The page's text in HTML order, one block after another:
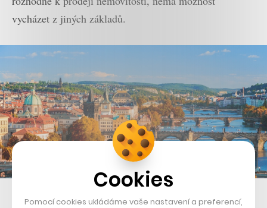
vycházet z jiných základů.
Cookies
Pomocí cookies ukládáme vaše nastavení a preferencí,